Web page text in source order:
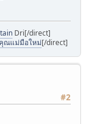
Dri[/direct]
ณแม่มือใหม่[/direct]
#2